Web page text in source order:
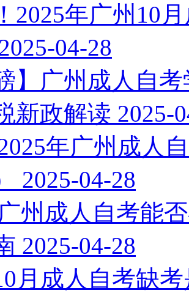
2025年广州10
04-28
】广州成人自
新政解读 2025-
年广州成人
2025-04-28
州成人自考能
2025-04-28
月成人自考缺